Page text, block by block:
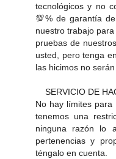
tecnológicos y no
💯% de garantía
nuestro trabajo
pruebas de
usted, pero tenga
las hicimos no
SERVICIO DE
No hay límites
tenemos una
ninguna razón lo
pertenencias y
téngalo en cuenta.